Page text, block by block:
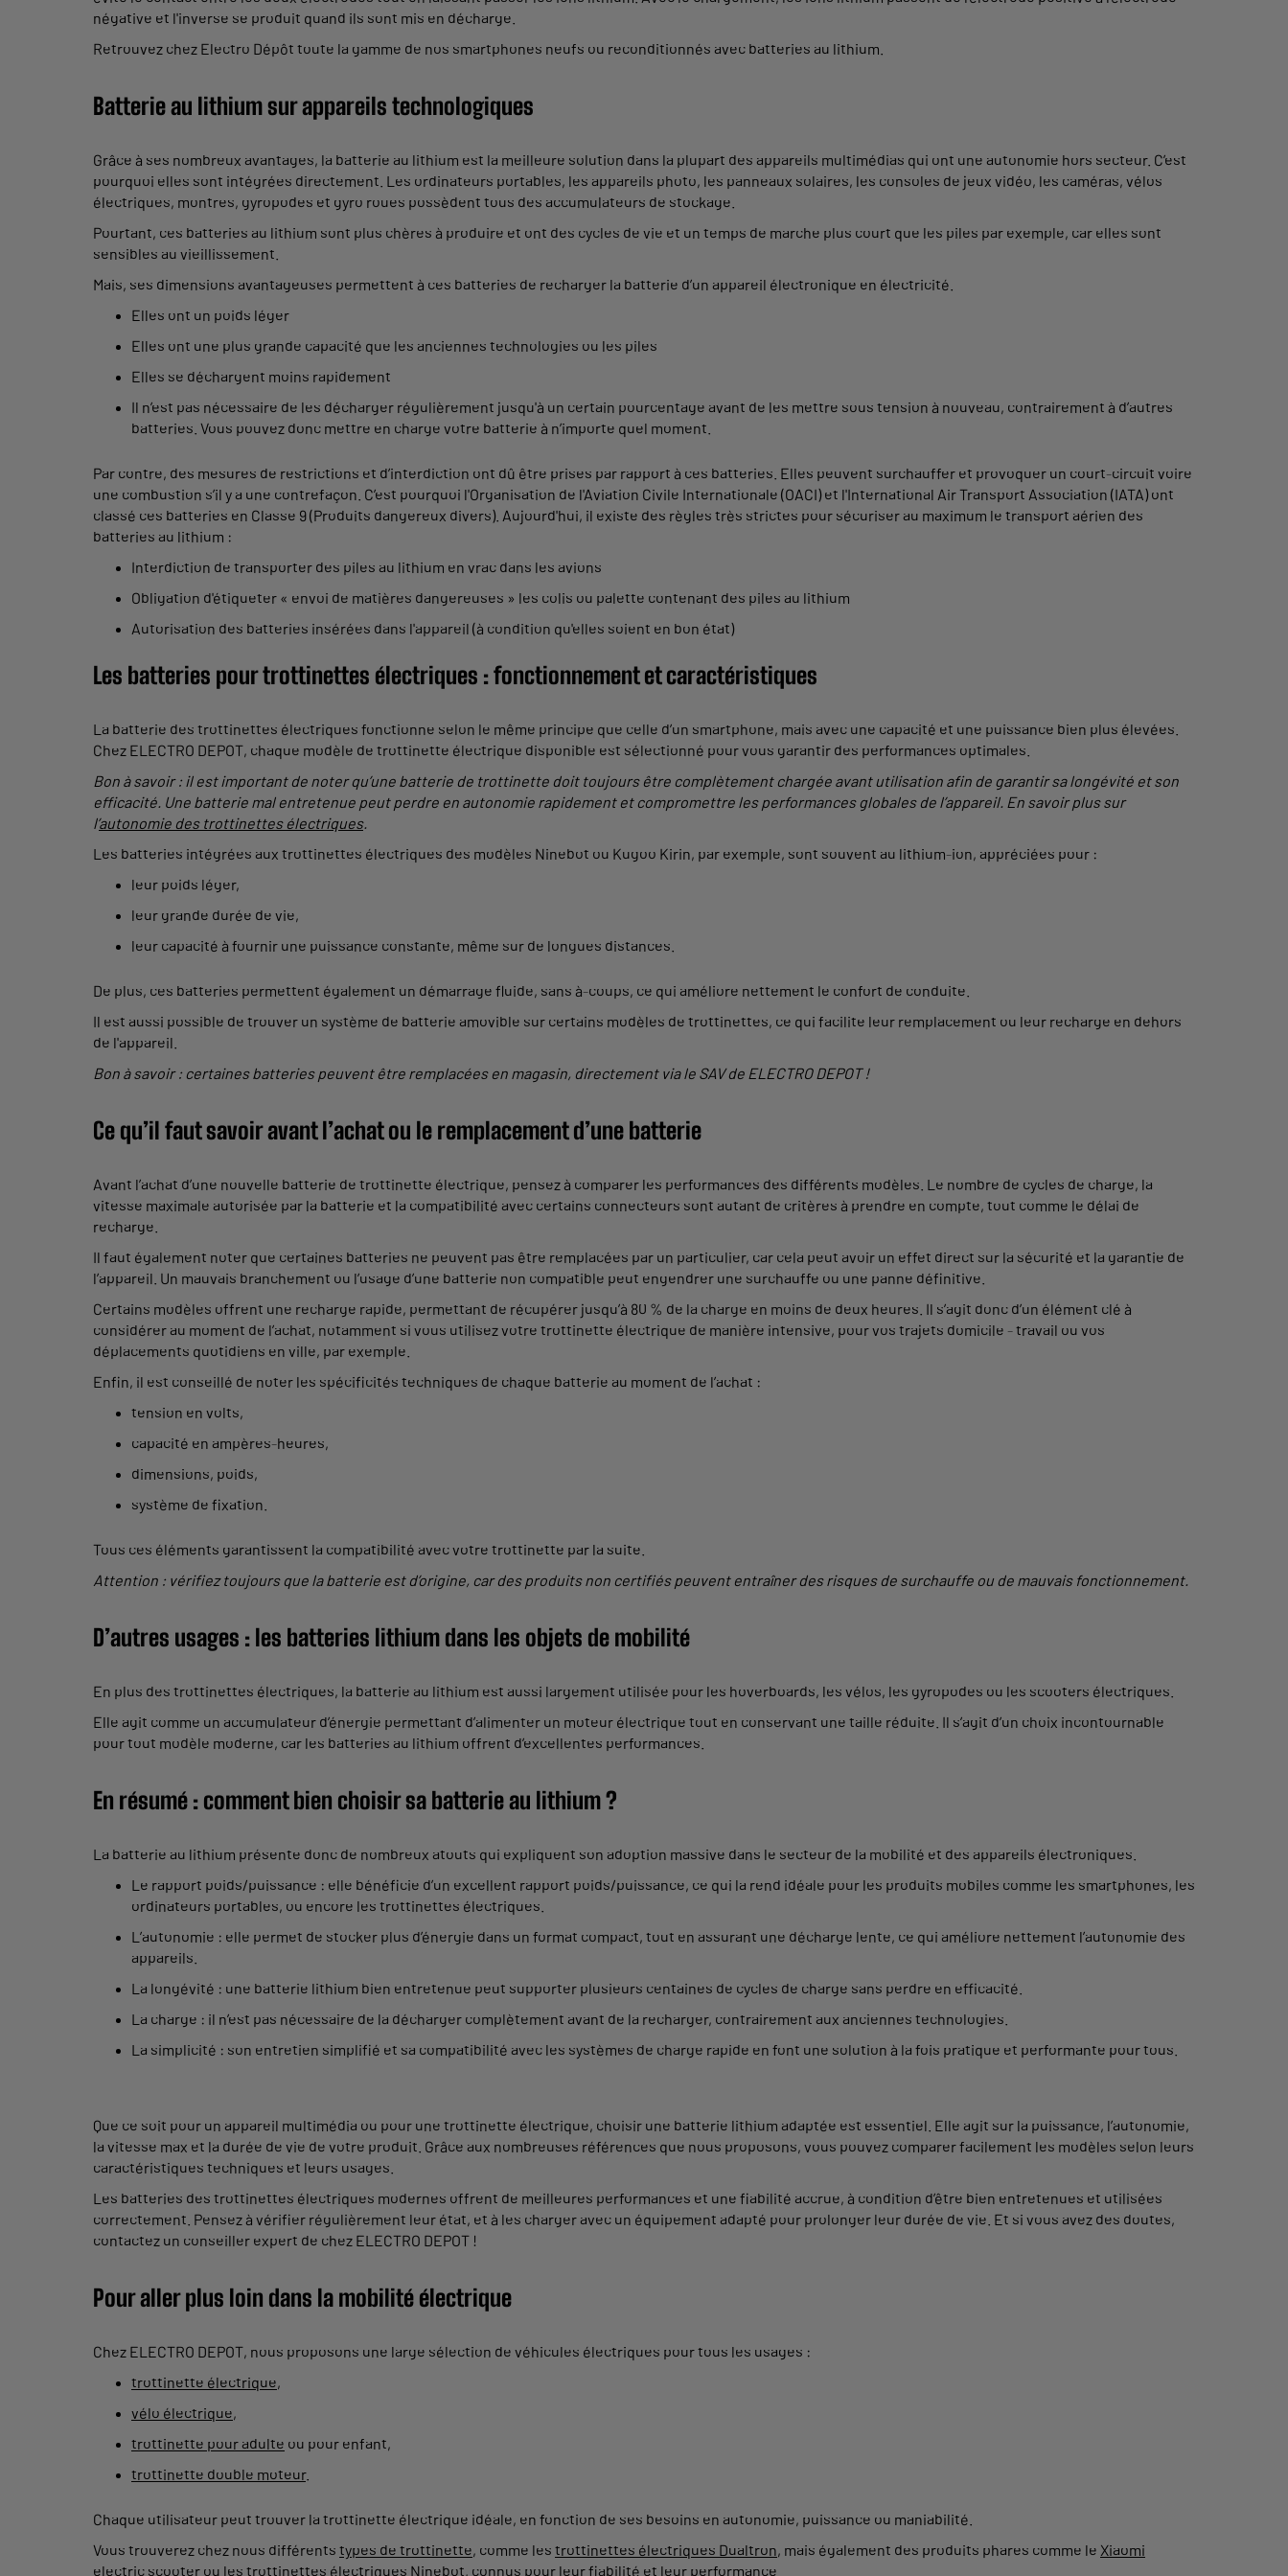
négative et l'inverse se produit quand ils sont mis en décharge.
Retrouvez chez Electro Dépôt toute la gamme de nos smartphones neufs ou reconditionnés avec batteries au lithium.
Batterie au lithium sur appareils technologiques
Grâce à ses nombreux avantages, la batterie au lithium est la meilleure solution dans la plupart des appareils multimédias qui ont une autonomie hors secteur. C’est
pourquoi elles sont intégrées directement. Les ordinateurs portables, les appareils photo, les panneaux solaires, les consoles de jeux vidéo, les caméras, vélos
électriques, montres, gyropodes et gyro roues possèdent tous des accumulateurs de stockage.
Pourtant, ces batteries au lithium sont plus chères à produire et ont des cycles de vie et un temps de marche plus court que les piles par exemple, car elles sont
sensibles au vieillissement.
Mais, ses dimensions avantageuses permettent à ces batteries de recharger la batterie d’un appareil électronique en électricité.
Elles ont un poids léger
Elles ont une plus grande capacité que les anciennes technologies ou les piles
Elles se déchargent moins rapidement
Il n’est pas nécessaire de les décharger régulièrement jusqu'à un certain pourcentage avant de les mettre sous tension à nouveau, contrairement à d’autres
batteries. Vous pouvez donc mettre en charge votre batterie à n’importe quel moment.
Par contre, des mesures de restrictions et d’interdiction ont dû être prises par rapport à ces batteries. Elles peuvent surchauffer et provoquer un court-circuit voire
une combustion s’il y a une contrefaçon. C’est pourquoi l'Organisation de l'Aviation Civile Internationale (OACI) et l'International Air Transport Association (IATA) ont
classé ces batteries en Classe 9 (Produits dangereux divers). Aujourd'hui, il existe des règles très strictes pour sécuriser au maximum le transport aérien des
batteries au lithium :
Interdiction de transporter des piles au lithium en vrac dans les avions
Obligation d'étiqueter « envoi de matières dangereuses » les colis ou palette contenant des piles au lithium
Autorisation des batteries insérées dans l'appareil (à condition qu'elles soient en bon état)
Les batteries pour trottinettes électriques : fonctionnement et caractéristiques
La batterie des trottinettes électriques fonctionne selon le même principe que celle d’un smartphone, mais avec une capacité et une puissance bien plus élevées.
Chez ELECTRO DEPOT, chaque modèle de trottinette électrique disponible est sélectionné pour vous garantir des performances optimales.
Bon à savoir : il est important de noter qu’une batterie de trottinette doit toujours être complètement chargée avant utilisation afin de garantir sa longévité et son
efficacité. Une batterie mal entretenue peut perdre en autonomie rapidement et compromettre les performances globales de l’appareil. En savoir plus sur
l’autonomie des trottinettes électriques.
Les batteries intégrées aux trottinettes électriques des modèles Ninebot ou Kugoo Kirin, par exemple, sont souvent au lithium-ion, appréciées pour :
leur poids léger,
leur grande durée de vie,
leur capacité à fournir une puissance constante, même sur de longues distances.
De plus, ces batteries permettent également un démarrage fluide, sans à-coups, ce qui améliore nettement le confort de conduite.
Il est aussi possible de trouver un système de batterie amovible sur certains modèles de trottinettes, ce qui facilite leur remplacement ou leur recharge en dehors
de l'appareil.
Bon à savoir : certaines batteries peuvent être remplacées en magasin, directement via le SAV de ELECTRO DEPOT !
Ce qu’il faut savoir avant l’achat ou le remplacement d’une batterie
Avant l’achat d’une nouvelle batterie de trottinette électrique, pensez à comparer les performances des différents modèles. Le nombre de cycles de charge, la
vitesse maximale autorisée par la batterie et la compatibilité avec certains connecteurs sont autant de critères à prendre en compte, tout comme le délai de
recharge.
Il faut également noter que certaines batteries ne peuvent pas être remplacées par un particulier, car cela peut avoir un effet direct sur la sécurité et la garantie de
l’appareil. Un mauvais branchement ou l’usage d’une batterie non compatible peut engendrer une surchauffe ou une panne définitive.
Certains modèles offrent une recharge rapide, permettant de récupérer jusqu’à 80 % de la charge en moins de deux heures. Il s’agit donc d’un élément clé à
considérer au moment de l’achat, notamment si vous utilisez votre trottinette électrique de manière intensive, pour vos trajets domicile - travail ou vos
déplacements quotidiens en ville, par exemple.
Enfin, il est conseillé de noter les spécificités techniques de chaque batterie au moment de l’achat :
tension en volts,
capacité en ampères-heures,
dimensions, poids,
système de fixation.
Tous ces éléments garantissent la compatibilité avec votre trottinette par la suite.
Attention : vérifiez toujours que la batterie est d’origine, car des produits non certifiés peuvent entraîner des risques de surchauffe ou de mauvais fonctionnement.
D’autres usages : les batteries lithium dans les objets de mobilité
En plus des trottinettes électriques, la batterie au lithium est aussi largement utilisée pour les hoverboards, les vélos, les gyropodes ou les scooters électriques.
Elle agit comme un accumulateur d’énergie permettant d’alimenter un moteur électrique tout en conservant une taille réduite. Il s’agit d’un choix incontournable
pour tout modèle moderne, car les batteries au lithium offrent d’excellentes performances.
En résumé : comment bien choisir sa batterie au lithium ?
La batterie au lithium présente donc de nombreux atouts qui expliquent son adoption massive dans le secteur de la mobilité et des appareils électroniques.
Le rapport poids/puissance : elle bénéficie d’un excellent rapport poids/puissance, ce qui la rend idéale pour les produits mobiles comme les smartphones, les
ordinateurs portables, ou encore les trottinettes électriques.
L’autonomie : elle permet de stocker plus d’énergie dans un format compact, tout en assurant une décharge lente, ce qui améliore nettement l’autonomie des
appareils.
La longévité : une batterie lithium bien entretenue peut supporter plusieurs centaines de cycles de charge sans perdre en efficacité.
La charge : il n’est pas nécessaire de la décharger complètement avant de la recharger, contrairement aux anciennes technologies.
La simplicité : son entretien simplifié et sa compatibilité avec les systèmes de charge rapide en font une solution à la fois pratique et performante pour tous.
Que ce soit pour un appareil multimédia ou pour une trottinette électrique, choisir une batterie lithium adaptée est essentiel. Elle agit sur la puissance, l’autonomie,
la vitesse max et la durée de vie de votre produit. Grâce aux nombreuses références que nous proposons, vous pouvez comparer facilement les modèles selon leurs
caractéristiques techniques et leurs usages.
Les batteries des trottinettes électriques modernes offrent de meilleures performances et une fiabilité accrue, à condition d’être bien entretenues et utilisées
correctement. Pensez à vérifier régulièrement leur état, et à les charger avec un équipement adapté pour prolonger leur durée de vie. Et si vous avez des doutes,
contactez un conseiller expert de chez ELECTRO DEPOT !
Pour aller plus loin dans la mobilité électrique
Chez ELECTRO DEPOT, nous proposons une large sélection de véhicules électriques pour tous les usages :
trottinette électrique,
vélo électrique,
trottinette pour adulte ou pour enfant,
trottinette double moteur.
Chaque utilisateur peut trouver la trottinette électrique idéale, en fonction de ses besoins en autonomie, puissance ou maniabilité.
Vous trouverez chez nous différents types de trottinette, comme les trottinettes électriques Dualtron, mais également des produits phares comme le Xiaomi
electric scooter ou les trottinettes électriques Ninebot, connus pour leur fiabilité et leur performance.